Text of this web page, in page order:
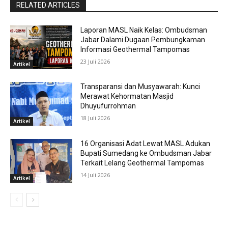
RELATED ARTICLES
Artikel
Laporan MASL Naik Kelas: Ombudsman
Jabar Dalami Dugaan Pembungkaman
Informasi Geothermal Tampomas
23 Juli 2026
Artikel
Transparansi dan Musyawarah: Kunci
Merawat Kehormatan Masjid
Dhuyufurrohman
18 Juli 2026
Artikel
16 Organisasi Adat Lewat MASL Adukan
Bupati Sumedang ke Ombudsman Jabar
Terkait Lelang Geothermal Tampomas
14 Juli 2026